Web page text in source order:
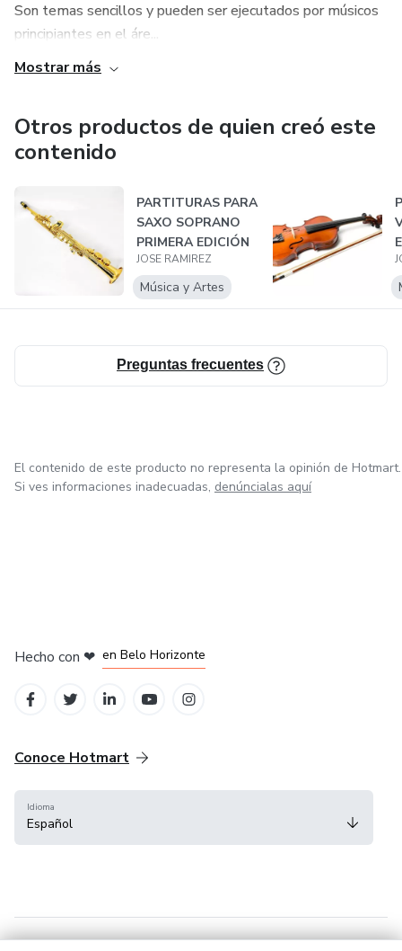
Son temas sencillos y pueden ser ejecutados por músicos
principiantes en el áre...
Mostrar más
Otros productos de quien creó este
contenido
PARTITURAS PARA
SAXO SOPRANO
PRIMERA EDICIÓN
JOSE RAMIREZ
Música y Artes
Preguntas frecuentes
El contenido de este producto no representa la opinión de Hotmart.
Si ves informaciones inadecuadas, denúncialas aquí
Hecho con ❤ en Belo Horizonte
Conoce Hotmart
Idioma
Español